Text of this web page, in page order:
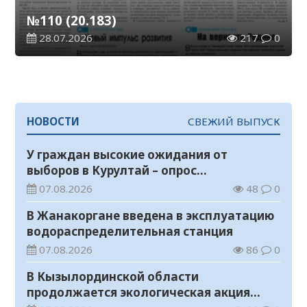
№110 (20.183)
28.07.2026 217 0
НОВОСТИ СВЕЖИЙ ВЫПУСК
У граждан высокие ожидания от
выборов в Курултай – опрос
общественного мнения
07.08.2026 48 0
В Жанакоргане введена в эксплуатацию
водораспределительная станция
07.08.2026 86 0
В Кызылординской области
продолжается экологическая акция